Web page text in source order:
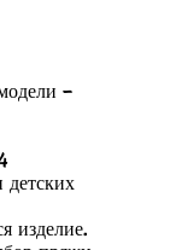
–
изделие.